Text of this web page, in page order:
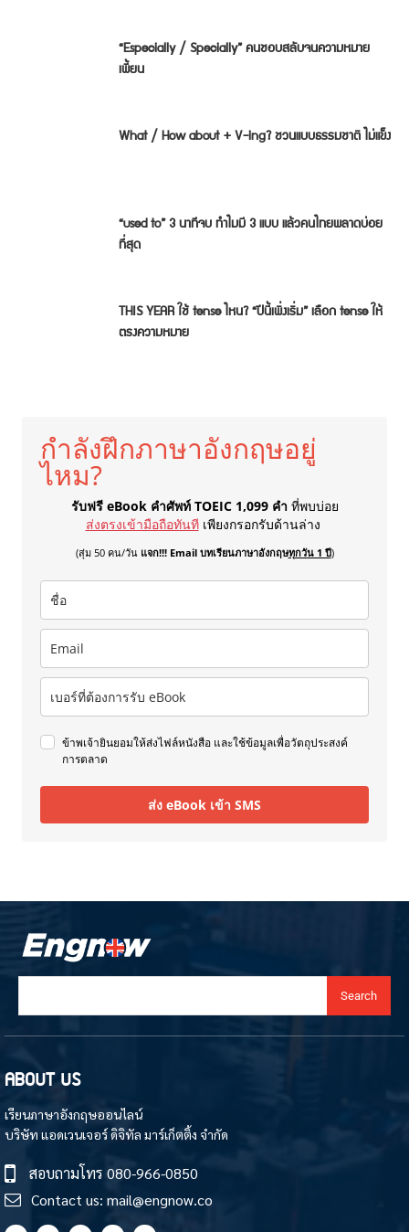
“Especially / Specially” คนชอบสลับจนความหมาย
เพี้ยน
What / How about + V-ing? ชวนแบบธรรมชาติ ไม่แข็ง
“used to” 3 นาทีจบ ทำไมมี 3 แบบ แล้วคนไทยพลาดบ่อย
ที่สุด
THIS YEAR ใช้ tense ไหน? “ปีนี้เพิ่งเริ่ม” เลือก tense ให้
ตรงความหมาย
กำลังฝึกภาษาอังกฤษอยู่
ไหม?
รับฟรี eBook คำศัพท์ TOEIC 1,099 คำ ที่พบบ่อย
ส่งตรงเข้ามือถือทันที เพียงกรอกรับด้านล่าง
(สุ่ม 50 คน/วัน แจก!!! Email บทเรียนภาษาอังกฤษทุกวัน 1 ปี)
ข้าพเจ้ายินยอมให้ส่งไฟล์หนังสือ และใช้ข้อมูลเพื่อวัตถุประสงค์
การตลาด
ส่ง eBook เข้า SMS
Search
ABOUT US
เรียนภาษาอังกฤษออนไลน์
บริษัท แอดเวนเจอร์ ดิจิทัล มาร์เก็ตติ้ง จำกัด
สอบถามโทร 080-966-0850
Contact us: mail@engnow.co